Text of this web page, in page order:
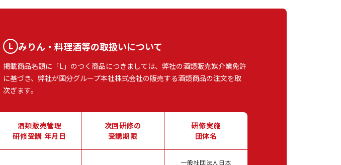
みりん・料理酒等の取扱いについて
掲載商品名頭に「L」のつく商品につきましては、弊社の酒類販売媒介業免許
に基づき、弊社が国分グループ本社株式会社の販売する酒類商品の注文を取
次ぎます。
酒類販売管理
研修受講 年月日
次回研修の
受講期限
研修実施
団体名
一般社団法人日本